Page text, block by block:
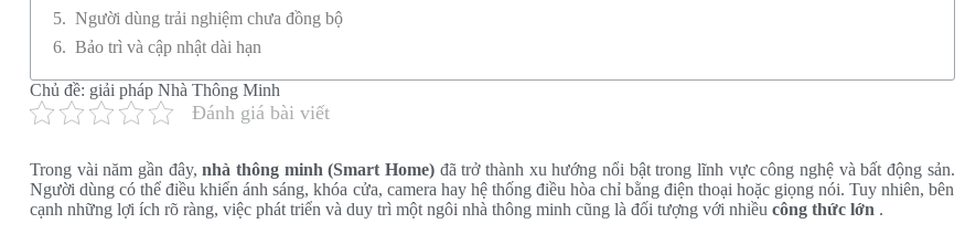
Người dùng trải nghiệm chưa đồng bộ
Bảo trì và cập nhật dài hạn
Chủ đề: giải pháp Nhà Thông Minh
Đánh giá bài viết
Trong vài năm gần đây,nhà thông minh (Smart Home)đã trở thành xu hướng nổi bật trong lĩnh vực công nghệ và bất động sản.
Người dùng có thể điều khiển ánh sáng, khóa cửa, camera hay hệ thống điều hòa chỉ bằng điện thoại hoặc giọng nói. Tuy nhiên, bên
cạnh những lợi ích rõ ràng, việc phát triển và duy trì một ngôi nhà thông minh cũng là đối tượng với nhiều công thức lớn .